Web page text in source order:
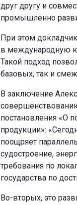
друг другу и
промышленно
При этом
в международную
Такой подход
базовых, так и
В заключение
постановления «О
продукции»:
поощряет
судостроение,
требования по
государства по
Во-вторых, это